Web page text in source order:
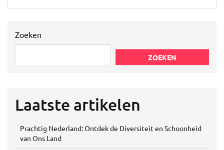
Zoeken
ZOEKEN
Laatste artikelen
Prachtig Nederland: Ontdek de Diversiteit en Schoonheid
van Ons Land